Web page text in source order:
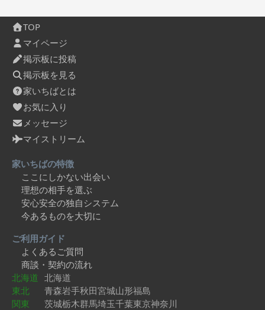
TOP
マイページ
掲示板に投稿
掲示板を見る
家いちばとは
お気に入り
メッセージ
マイストリーム
家いちばの特徴
ここにしかない出会い
理想の相手を選ぶ
安心安全の独自システム
今あるものを大切に
ご利用ガイド
よくあるご質問
商談・契約の流れ
北海道 北海道
東北
青森岩手秋田宮城山形福島
関東
茨城栃木群馬埼玉千葉東京神奈川